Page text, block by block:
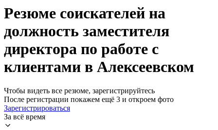
Резюме соискателей на
должность заместителя
директора по работе с
клиентами в Алексеевском
Чтобы видеть все резюме, зарегистрируйтесь
После регистрации покажем ещё 3 и откроем фото
Зарегистрироваться
За всё время